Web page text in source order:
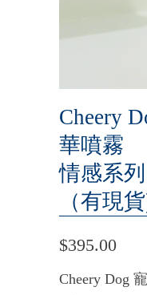
Cheery
華噴霧
情感系
（有現
$395.00
Cheery Dog